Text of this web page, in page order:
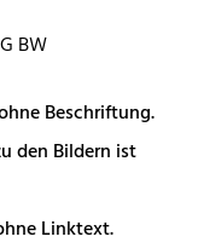
BW
Beschriftung.
den Bildern ist
Linktext.